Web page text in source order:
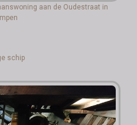
aan de Oudestraat in
schip